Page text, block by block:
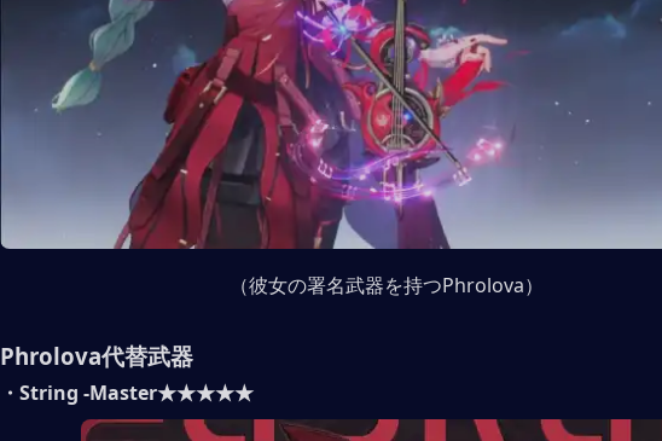
（彼女の署名武器を持つPhrolova）
Phrolova代替武器
・String -Master★★★★★